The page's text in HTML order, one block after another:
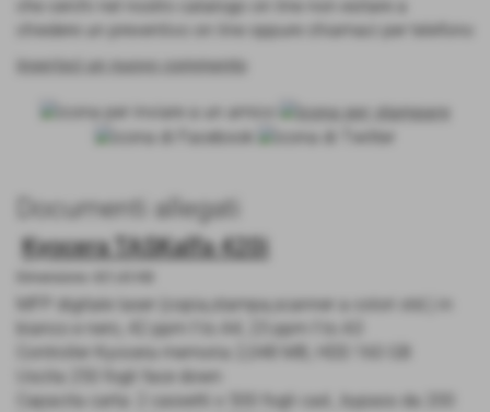
che cerchi nel nostro catalogo on line non esitare a
inserisci un nuovo commento
Documenti allegati
Kyocera TASKalfa 420i
MFP digitale laser (copia,stampa,scanner a colori std.) in
bianco e nero, 42 ppm f.to A4, 23 ppm f.to A3
Controller Kyocera memoria 2,048 MB, HDD 160 GB
Uscita 250 fogli face down
Capacita carta: 2 cassetti x 500 fogli cad., bypass da 200